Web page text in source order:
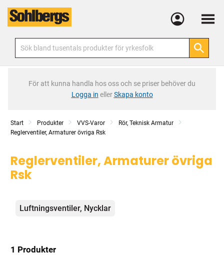
Meny
För att kunna handla hos oss och se priser behöver du
Logga in ellerSkapa konto
Start Produkter VVS-Varor
Rör, Teknisk Armatur
Reglerventiler, Armaturer övriga Rsk
Reglerventiler, Armaturer övriga
Rsk
Kategorier
Luftningsventiler, Nycklar
1 Produkter